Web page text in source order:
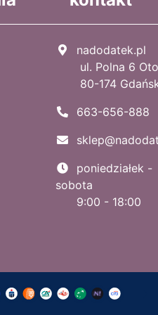
nadodatek.pl
ul. Polna 6
80-174
663-656-888
poniedziałek -
sobota
9:00 - 18:00